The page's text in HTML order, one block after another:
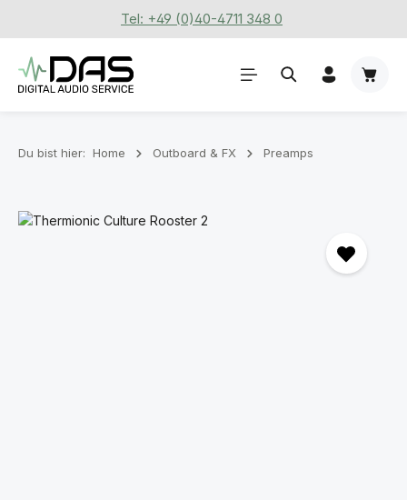
Zum Hauptinhalt springenTel: +49 (0)40-4711 348 0
Du bist hier: Home Outboard & FX Preamps
Bildergalerie überspringen